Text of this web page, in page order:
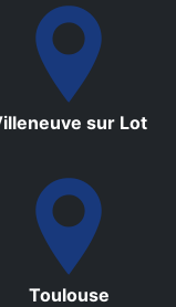
sur Lot
Toulouse